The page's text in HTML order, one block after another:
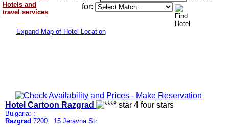
Hotels and
travel services
for:
Expand Map of Hotel Location
Hotel Cartoon Razgrad
Bulgaria: :
Razgrad 7200: 15 Jeravna Str.